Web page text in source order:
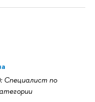
Специалист по